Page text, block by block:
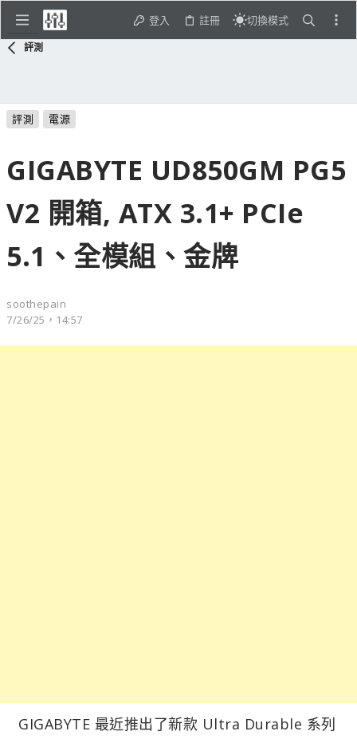
登入 註冊 切換模式
評測
評測 電源
GIGABYTE UD850GM PG5
V2 開箱, ATX 3.1+ PCIe
5.1、全模組、金牌
soothepain
7/26/25，14:57
GIGABYTE 最近推出了新款 Ultra Durable 系列